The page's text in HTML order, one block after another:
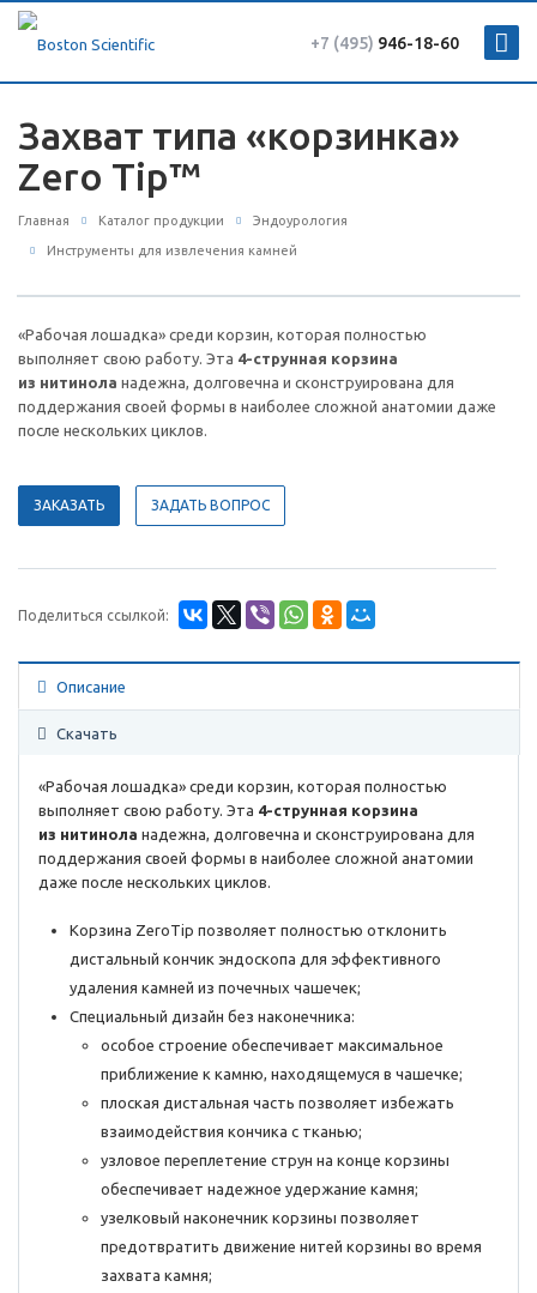
+7 (495) 946-18-60
Захват типа «корзинка»
Zero Tip™
Главная Каталог продукции Эндоурология
Инструменты для извлечения камней
«Рабочая лошадка» среди корзин, которая полностью
выполняет свою работу. Эта 4-струнная корзина
из нитинола надежна, долговечна и сконструирована для
поддержания своей формы в наиболее сложной анатомии даже
после нескольких циклов.
ЗАКАЗАТЬ ЗАДАТЬ ВОПРОС
Поделиться ссылкой:
Описание
Скачать
«Рабочая лошадка» среди корзин, которая полностью
выполняет свою работу. Эта 4-струнная корзина
из нитинола надежна, долговечна и сконструирована для
поддержания своей формы в наиболее сложной анатомии
даже после нескольких циклов.
Корзина ZeroTip позволяет полностью отклонить
дистальный кончик эндоскопа для эффективного
удаления камней из почечных чашечек;
Специальный дизайн без наконечника:
особое строение обеспечивает максимальное
приближение к камню, находящемуся в чашечке;
плоская дистальная часть позволяет избежать
взаимодействия кончика с тканью;
узловое переплетение струн на конце корзины
обеспечивает надежное удержание камня;
узелковый наконечник корзины позволяет
предотвратить движение нитей корзины во время
захвата камня;